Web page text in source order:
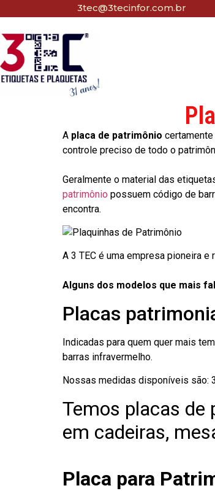
3tec@3tecinfor.com.br
A placa de patrimônio
controle preciso de todo o
Geralmente o material das
patrimônio possuem código de
encontra.
A 3 TEC é uma empresa pioneira
Alguns dos modelos que mais
Placas
Indicadas para quem quer mais
barras infravermelho.
Nossas medidas disponíveis são:
Temos placas de
em cadeiras,
Placa para